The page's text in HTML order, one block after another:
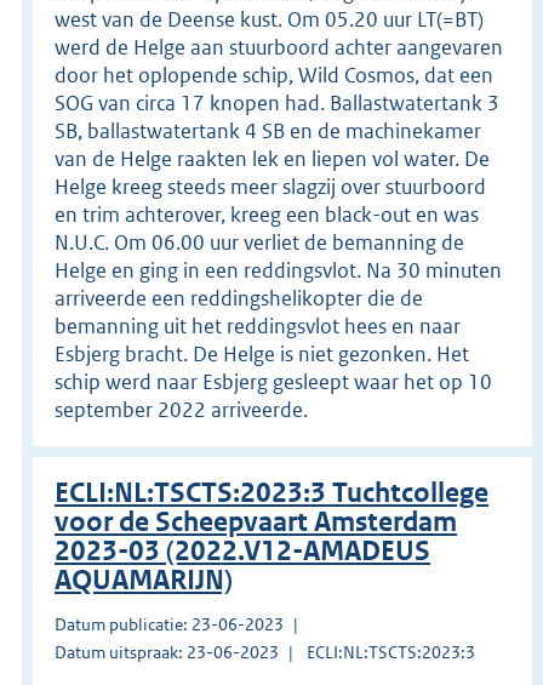
west van de Deense kust. Om 05.20 uur LT(=BT)
werd de Helge aan stuurboord achter aangevaren
door het oplopende schip, Wild Cosmos, dat een
SOG van circa 17 knopen had. Ballastwatertank 3
SB, ballastwatertank 4 SB en de machinekamer
van de Helge raakten lek en liepen vol water. De
Helge kreeg steeds meer slagzij over stuurboord
en trim achterover, kreeg een black-out en was
N.U.C. Om 06.00 uur verliet de bemanning de
Helge en ging in een reddingsvlot. Na 30 minuten
arriveerde een reddingshelikopter die de
bemanning uit het reddingsvlot hees en naar
Esbjerg bracht. De Helge is niet gezonken. Het
schip werd naar Esbjerg gesleept waar het op 10
september 2022 arriveerde.
ECLI:NL:TSCTS:2023:3 Tuchtcollege
voor de Scheepvaart Amsterdam
2023-03 (2022.V12-AMADEUS
AQUAMARIJN)
Datum publicatie: 23-06-2023
Datum uitspraak: 23-06-2023
ECLI:NL:TSCTS:2023:3